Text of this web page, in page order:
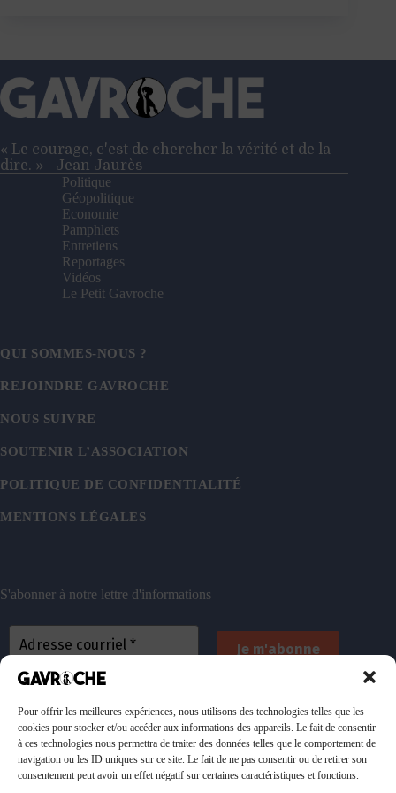
Pour offrir les meilleures expériences, nous utilisons des technologies telles que les
cookies pour stocker et/ou accéder aux informations des appareils. Le fait de consentir
à ces technologies nous permettra de traiter des données telles que le comportement de
navigation ou les ID uniques sur ce site. Le fait de ne pas consentir ou de retirer son
consentement peut avoir un effet négatif sur certaines caractéristiques et fonctions.
un
exemple
?
« Le courage, c'est de chercher la vérité et de la
dire. » - Jean Jaurès
Politique
Géopolitique
Economie
Pamphlets
Entretiens
Reportages
Vidéos
Le Petit Gavroche
QUI SOMMES-NOUS ?
REJOINDRE GAVROCHE
NOUS SUIVRE
SOUTENIR L’ASSOCIATION
POLITIQUE DE CONFIDENTIALITÉ
MENTIONS LÉGALES
S'abonner à notre lettre d'informations
emails. Vous pouvez vous désinscrire à tout
moment. Consulteznotre politique de confidentialité
pour plus d’informations.